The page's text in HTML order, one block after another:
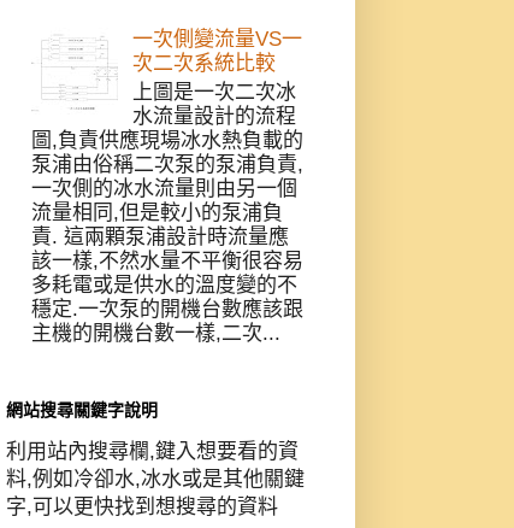
一次側變流量VS一
次二次系統比較
上圖是一次二次冰
水流量設計的流程
圖,負責供應現場冰水熱負載的
泵浦由俗稱二次泵的泵浦負責,
一次側的冰水流量則由另一個
流量相同,但是較小的泵浦負
責. 這兩顆泵浦設計時流量應
該一樣,不然水量不平衡很容易
多耗電或是供水的溫度變的不
穩定.一次泵的開機台數應該跟
主機的開機台數一樣,二次...
網站搜尋關鍵字說明
利用站內搜尋欄,鍵入想要看的資
料,例如冷卻水,冰水或是其他關鍵
字,可以更快找到想搜尋的資料